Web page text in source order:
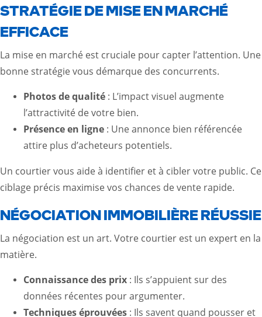
STRATÉGIE DE MISE EN MARCHÉ
EFFICACE
La mise en marché est cruciale pour capter l’attention. Une
bonne stratégie vous démarque des concurrents.
Photos de qualité : L’impact visuel augmente
l’attractivité de votre bien.
Présence en ligne : Une annonce bien référencée
attire plus d’acheteurs potentiels.
Un courtier vous aide à identifier et à cibler votre public. Ce
ciblage précis maximise vos chances de vente rapide.
NÉGOCIATION IMMOBILIÈRE RÉUSSIE
La négociation est un art. Votre courtier est un expert en la
matière.
Connaissance des prix : Ils s’appuient sur des
données récentes pour argumenter.
Techniques éprouvées : Ils savent quand pousser et